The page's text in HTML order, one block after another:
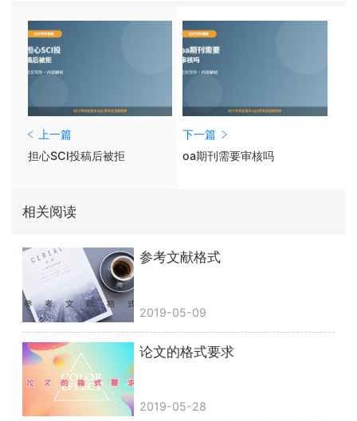
上一篇
担心SCI投稿后被拒
下一篇
oa期刊需要审核吗
相关阅读
参考文献格式
2019-05-09
论文的格式要求
2019-05-28